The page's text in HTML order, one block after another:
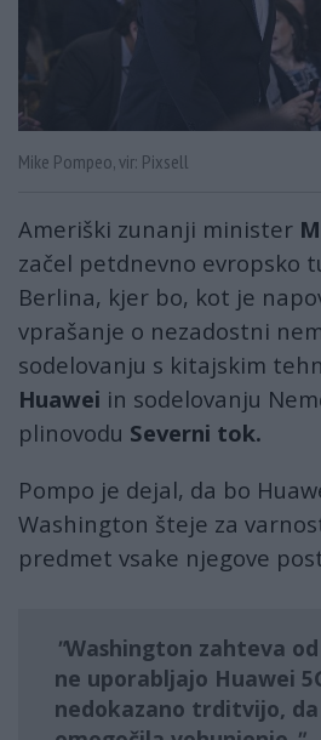
Mike Pompeo, vir: Pixsell
Ameriški zunanji minister
začel petdnevno evropsko
Berlina, kjer bo, kot je
vprašanje o nezadostni
sodelovanju s kitajskim
Huawei in sodelovanju
plinovodu Severni tok.
Pompo je dejal, da bo
Washington šteje za
predmet vsake njegove
Washington zahteva
ne uporabljajo Huawei
nedokazano trditvijo,